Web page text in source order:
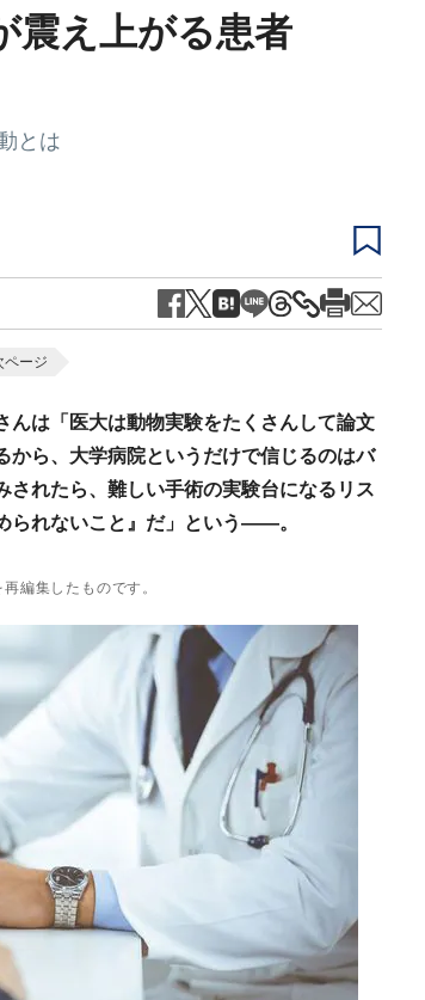
震え上がる患者
とは
ページ
んは「医大は動物実験をたくさんして論文
から、大学病院というだけで信じるのはバ
されたら、難しい手術の実験台になるリス
られないこと』だ」という――。
編集したものです。